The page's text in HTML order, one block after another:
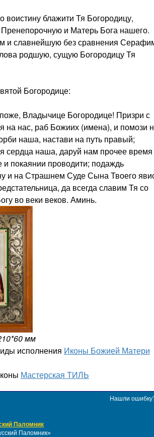
блажити Тя Богородицу,
и Матерь Бога нашего.
и славнейшую без сравнения
родшую, сущую Богородицу Тя
Богородице:
Владычице Богородице! Призри с
на нас, раб Божиих (имена), и помози
наша, настави на путь правый;
сердца наша, даруй нам прочее время
покаянии проводити; подаждь
и на Страшнем Суде Сына Твоего
да всегда славим Тя со
во веки веков. Аминь.
мм
исполнения Иконы Божией Матери
Мастерская ТИЛЬ
Паломник
Нашли
Паломник»